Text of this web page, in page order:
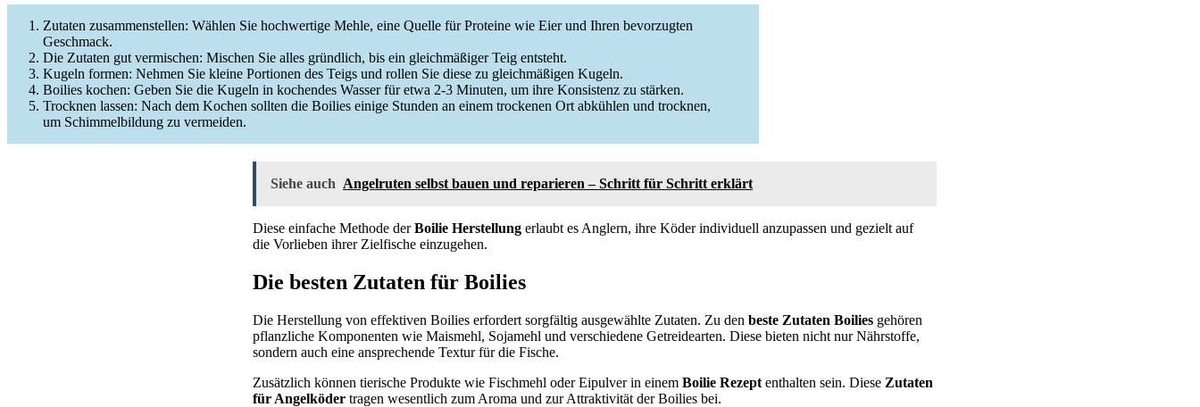
Zutaten zusammenstellen: Wählen Sie hochwertige Mehle, eine Quelle für Proteine wie Eier und Ihren bevorzugten
Geschmack.
Die Zutaten gut vermischen: Mischen Sie alles gründlich, bis ein gleichmäßiger Teig entsteht.
Kugeln formen: Nehmen Sie kleine Portionen des Teigs und rollen Sie diese zu gleichmäßigen Kugeln.
Boilies kochen: Geben Sie die Kugeln in kochendes Wasser für etwa 2-3 Minuten, um ihre Konsistenz zu stärken.
Trocknen lassen: Nach dem Kochen sollten die Boilies einige Stunden an einem trockenen Ort abkühlen und trocknen,
um Schimmelbildung zu vermeiden.
Siehe auch Angelruten selbst bauen und reparieren – Schritt für Schritt erklärt
Diese einfache Methode derBoilie Herstellung erlaubt es Anglern, ihre Köder individuell anzupassen und gezielt auf
die Vorlieben ihrer Zielfische einzugehen.
Die besten Zutaten für Boilies
Die Herstellung von effektiven Boilies erfordert sorgfältig ausgewählte Zutaten. Zu den beste Zutaten Boilies gehören
pflanzliche Komponenten wie Maismehl, Sojamehl und verschiedene Getreidearten. Diese bieten nicht nur Nährstoffe,
sondern auch eine ansprechende Textur für die Fische.
Zusätzlich können tierische Produkte wie Fischmehl oder Eipulver in einem Boilie Rezept enthalten sein. Diese Zutaten
für Angelköder tragen wesentlich zum Aroma und zur Attraktivität der Boilies bei.